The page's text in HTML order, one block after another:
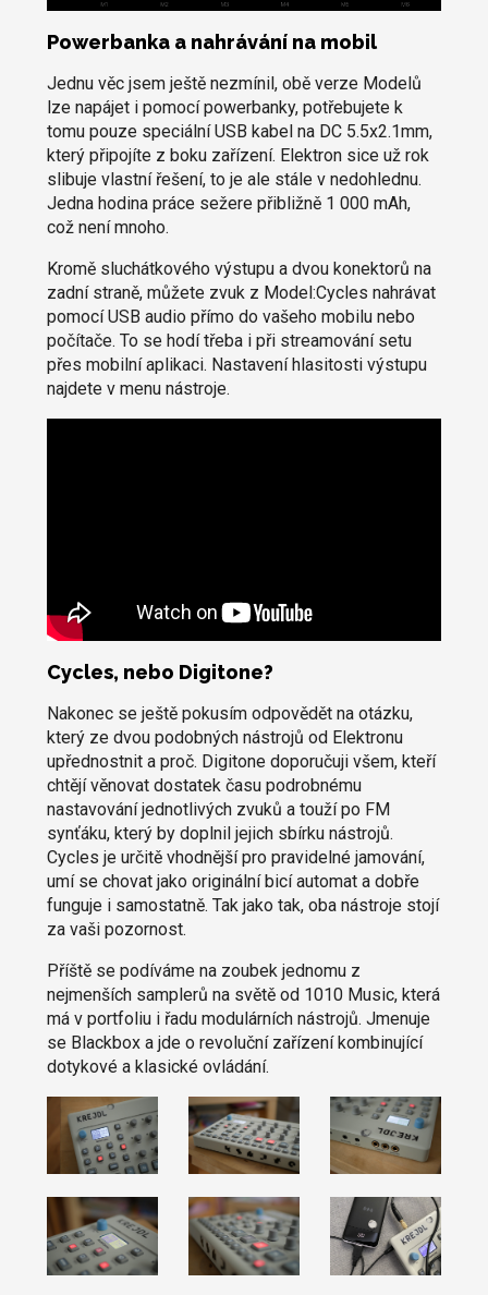
Powerbanka a nahrávání na mobil
Jednu věc jsem ještě nezmínil, obě verze Modelů
lze napájet i pomocí powerbanky, potřebujete k
tomu pouze speciální USB kabel na DC 5.5x2.1mm,
který připojíte z boku zařízení. Elektron sice už rok
slibuje vlastní řešení, to je ale stále v nedohlednu.
Jedna hodina práce sežere přibližně 1 000 mAh,
což není mnoho.
Kromě sluchátkového výstupu a dvou konektorů na
zadní straně, můžete zvuk z Model:Cycles nahrávat
pomocí USB audio přímo do vašeho mobilu nebo
počítače. To se hodí třeba i při streamování setu
přes mobilní aplikaci. Nastavení hlasitosti výstupu
najdete v menu nástroje.
Cycles, nebo Digitone?
Nakonec se ještě pokusím odpovědět na otázku,
který ze dvou podobných nástrojů od Elektronu
upřednostnit a proč. Digitone doporučuji všem, kteří
chtějí věnovat dostatek času podrobnému
nastavování jednotlivých zvuků a touží po FM
synťáku, který by doplnil jejich sbírku nástrojů.
Cycles je určitě vhodnější pro pravidelné jamování,
umí se chovat jako originální bicí automat a dobře
funguje i samostatně. Tak jako tak, oba nástroje stojí
za vaši pozornost.
Příště se podíváme na zoubek jednomu z
nejmenších samplerů na světě od 1010 Music, která
má v portfoliu i řadu modulárních nástrojů. Jmenuje
se Blackbox a jde o revoluční zařízení kombinující
dotykové a klasické ovládání.